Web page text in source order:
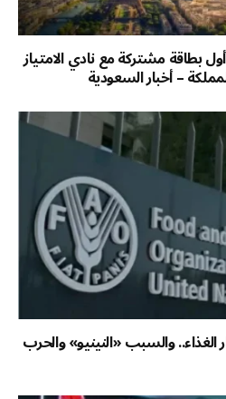
بطاقة مشتركة مع نادي الامتياز
– أخبار السعودية
والسبب «النينيو» والحرب